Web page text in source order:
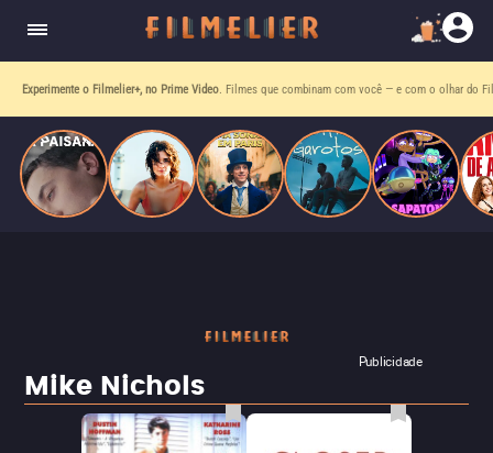
Experimente o Filmelier+, no Prime Video . Filmes que combinam com você — e com o olhar do
Publicidade
Mike Nichols
quando se apaixona por um de seus alvos.